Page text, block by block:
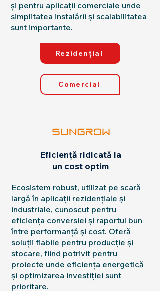
și pentru aplicații comerciale unde
simplitatea instalării și scalabilitatea
sunt importante.
Rezidențial
Comercial
Eficiență ridicată la
un cost optim
Ecosistem robust, utilizat pe scară
largă în aplicații rezidențiale și
industriale, cunoscut pentru
eficiența conversiei și raportul bun
între performanță și cost. Oferă
soluții fiabile pentru producție și
stocare, fiind potrivit pentru
proiecte unde eficiența energetică
și optimizarea investiției sunt
prioritare.